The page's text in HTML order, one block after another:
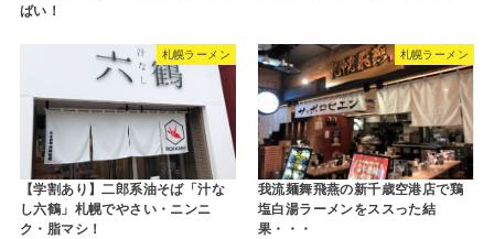
ばい！
札幌ラーメン
【学割あり】二郎系油そば「汁な
し六鶴」札幌でやさい・ニンニ
ク・脂マシ！
札幌ラーメン
我流麺舞飛燕の新千歳空港店で鶏
塩白湯ラーメンをススった結
果・・・